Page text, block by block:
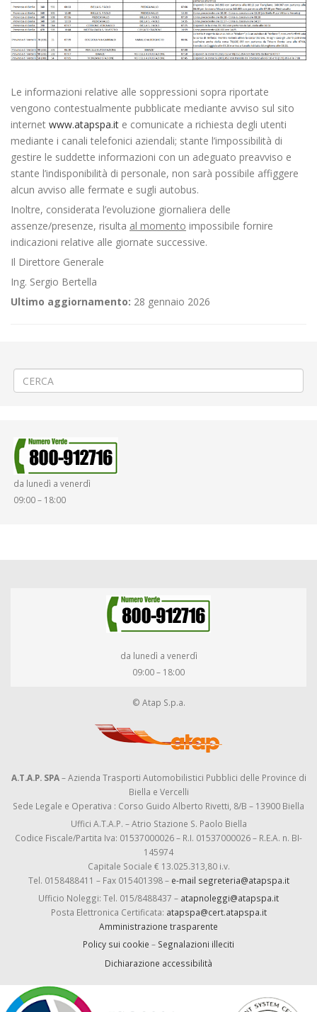
Le informazioni relative alle soppressioni sopra riportate
vengono contestualmente pubblicate mediante avviso sul sito
internet www.atapspa.it e comunicate a richiesta degli utenti
mediante i canali telefonici aziendali; stante l’impossibilità di
gestire le suddette informazioni con un adeguato preavviso e
stante l’indisponibilità di personale, non sarà possibile affiggere
alcun avviso alle fermate e sugli autobus.
Inoltre, considerata l’evoluzione giornaliera delle
assenze/presenze, risulta al momento impossibile fornire
indicazioni relative alle giornate successive.
Il Direttore Generale
Ing. Sergio Bertella
Ultimo aggiornamento: 28 gennaio 2026
da lunedì a venerdì
09:00 – 18:00
da lunedì a venerdì
09:00 – 18:00
© Atap S.p.a.
A.T.A.P. SPA– Azienda Trasporti Automobilistici Pubblici delle Province di
Biella e Vercelli
Sede Legale e Operativa : Corso Guido Alberto Rivetti, 8/B – 13900 Biella
Uffici A.T.A.P. – Atrio Stazione S. Paolo Biella
Codice Fiscale/Partita Iva: 01537000026 – R.I. 01537000026 – R.E.A. n. BI-
145974
Capitale Sociale € 13.025.313,80 i.v.
Tel. 0158488411 – Fax 015401398 – e-mail segreteria@atapspa.it
Ufficio Noleggi: Tel. 015/8488437 – atapnoleggi@atapspa.it
Posta Elettronica Certificata: atapspa@cert.atapspa.it
Amministrazione trasparente
Policy sui cookie – Segnalazioni illeciti
Dichiarazione accessibilità